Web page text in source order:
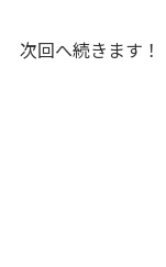
次回へ続きます！